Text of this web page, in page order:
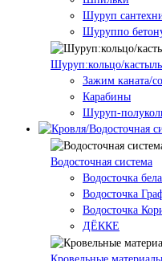
Шуруп
Шуруппо
Шуруп:кольцо/
Зажим каната/
Карабины
Шуруп-
Водосточная система
Водосточка
Водосточка
Водосточка
ДЁККЕ